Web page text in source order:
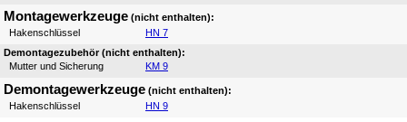
Montagewerkzeuge (nicht enthalten):
Hakenschlüssel
HN 7
Demontagezubehör (nicht enthalten):
Mutter und Sicherung
KM 9
Demontagewerkzeuge (nicht enthalten):
Hakenschlüssel
HN 9